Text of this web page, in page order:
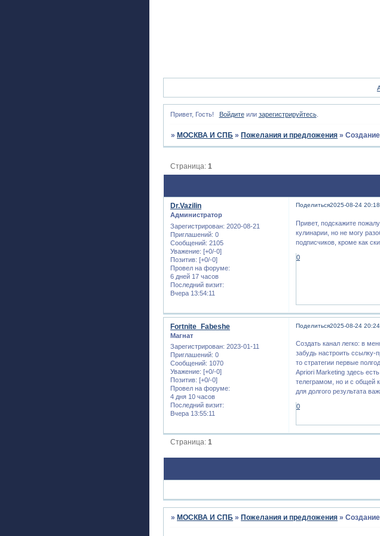
Привет, Гость! Войдитеили зарегистрируйтесь.
» МОСКВА И СПБ » Пожелания и предложения »
Страница:1
Поделиться2025-08-24
Dr.Vazilin
Администратор
Зарегистрирован: 2020-08-21
Приглашений: 0
Сообщений: 2105
Уважение: [+0/-0]
Позитив: [+0/-0]
Провел на форуме:
6 дней 17 часов
Последний визит:
Вчера 13:54:11
Привет, подскажите
кулинарии, но не могу
подписчиков, кроме как
0
Поделиться2025-08-24
Fortnite_Fabeshe
Магнат
Зарегистрирован: 2023-01-11
Приглашений: 0
Сообщений: 1070
Уважение: [+0/-0]
Позитив: [+0/-0]
Провел на форуме:
4 дня 10 часов
Последний визит:
Вчера 13:55:11
Создать канал легко: в
забудь настроить
то стратегии первые
Apriori Marketing здесь
телеграмом, но и с общей
для долгого результата
0
Страница:1
» МОСКВА И СПБ » Пожелания и предложения »